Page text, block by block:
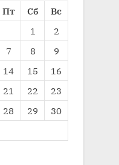
Пт Сб
Вс
1
2
7 8
9
14 15
16
21 22
23
28 29
30